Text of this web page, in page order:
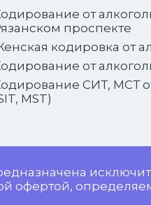
от
проспекте
кодировка от
от
СИТ, МСТ
MST)
офертой,